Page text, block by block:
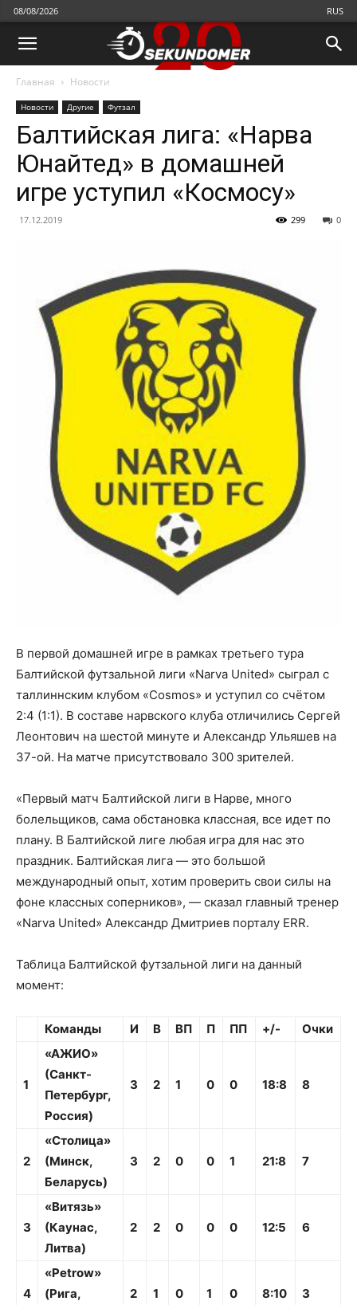
08/08/2026 RUS
Главная Новости
Новости Другие Футзал
Балтийская лига: «Нарва
Юнайтед» в домашней
игре уступил «Космосу»
17.12.2019 0
299
В первой домашней игре в рамках третьего тура
Балтийской футзальной лиги «Narva United» сыграл с
таллиннским клубом «Cosmos» и уступил со счётом
2:4 (1:1). В составе нарвского клуба отличились Сергей
Леонтович на шестой минуте и Александр Ульяшев на
37-ой. На матче присутствовало 300 зрителей.
«Первый матч Балтийской лиги в Нарве, много
болельщиков, сама обстановка классная, все идет по
плану. В Балтийской лиге любая игра для нас это
праздник. Балтийская лига — это большой
международный опыт, хотим проверить свои силы на
фоне классных соперников», — сказал главный тренер
«Narva United» Александр Дмитриев порталу ERR.
Таблица Балтийской футзальной лиги на данный
момент:
Команды И В ВП П ПП +/- Очки
1
«АЖИО»
(Санкт-
Петербург,
Россия)
3 2 1 0 0 18:8 8
2
«Столица»
(Минск,
Беларусь)
3 2 0 0 1 21:8 7
3
«Витязь»
(Каунас,
Литва)
2 2 0 0 0 12:5 6
4
«Petrow»
(Рига,
2 1 0 1 0 8:10 3